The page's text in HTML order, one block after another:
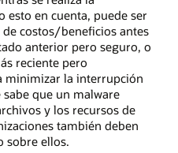
esto en cuenta, puede ser
costos/beneficios antes
anterior pero seguro, o
reciente pero
minimizar la interrupción
que un malware
y los recursos de
también deben
sobre ellos.